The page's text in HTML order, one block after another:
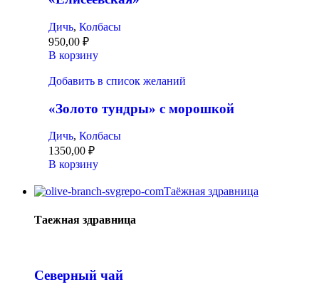
Дичь, Колбасы
950,00 ₽
В корзину
Добавить в список желаний
«Золото тундры» с морошкой
Дичь, Колбасы
1350,00 ₽
В корзину
Таёжная здравница
Таежная здравница
Северный чай